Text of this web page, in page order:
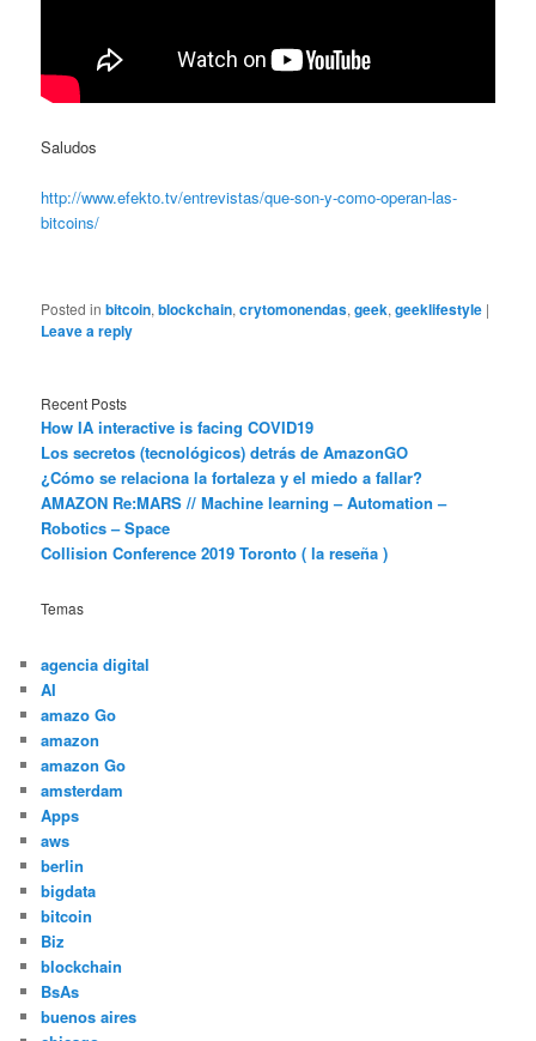
Saludos
http://www.efekto.tv/entrevistas/que-son-y-como-operan-las-
bitcoins/
Posted in bitcoin,blockchain,crytomonendas,geek,geeklifestyle |
Leave a reply
Recent Posts
How IA interactive is facing COVID19
Los secretos (tecnológicos) detrás de AmazonGO
¿Cómo se relaciona la fortaleza y el miedo a fallar?
AMAZON Re:MARS // Machine learning – Automation –
Robotics – Space
Collision Conference 2019 Toronto ( la reseña )
Temas
agencia digital
AI
amazo Go
amazon
amazon Go
amsterdam
Apps
aws
berlin
bigdata
bitcoin
Biz
blockchain
BsAs
buenos aires